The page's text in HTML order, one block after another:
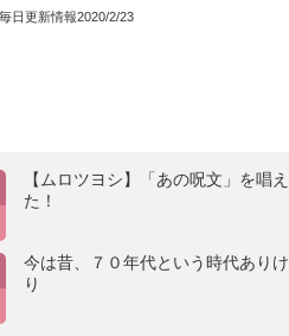
日更新情報2020/2/23
【ムロツヨシ】「あの呪文」を唱え
た！
今は昔、７０年代という時代ありけ
り